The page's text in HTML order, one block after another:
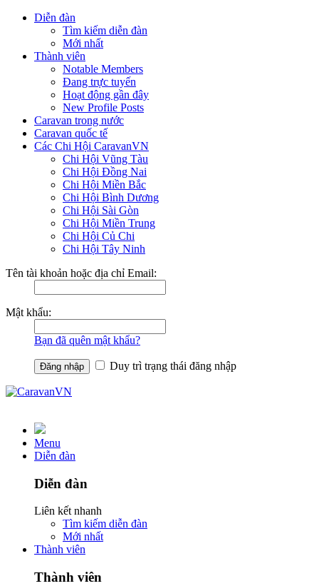
Diễn đàn
Tìm kiếm diễn đàn
Mới nhất
Thành viên
Notable Members
Đang trực tuyến
Hoạt động gần đây
New Profile Posts
Caravan trong nước
Caravan quốc tế
Các Chi Hội CaravanVN
Chi Hội Vũng Tàu
Chi Hội Đồng Nai
Chi Hội Miền Bắc
Chi Hội Bình Dương
Chi Hội Sài Gòn
Chi Hội Miền Trung
Chi Hội Củ Chi
Chi Hội Tây Ninh
Tên tài khoản hoặc địa chỉ Email:
Mật khẩu:
Bạn đã quên mật khẩu?
Duy trì trạng thái đăng nhập
Menu
Diễn đàn
Diễn đàn
Liên kết nhanh
Tìm kiếm diễn đàn
Mới nhất
Thành viên
Thành viên